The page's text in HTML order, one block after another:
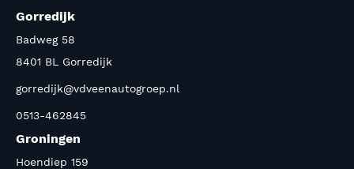
Gorredijk
Badweg 58
8401 BL Gorredijk
gorredijk@vdveenautogroep.nl
0513-462845
Groningen
Hoendiep 159